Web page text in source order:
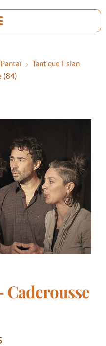
Tant que li sian
(84)
Caderousse